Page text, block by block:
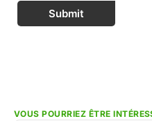
Submit
VOUS POURRIEZ ÊTRE